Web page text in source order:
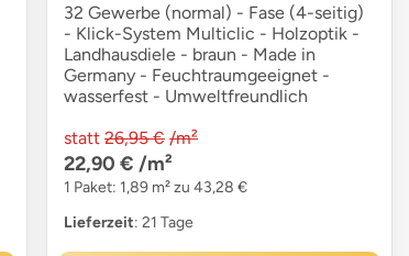
32 Gewerbe (normal) - Fase (4-seitig)
- Klick-System Multiclic - Holzoptik -
Landhausdiele - braun - Made in
Germany - Feuchtraumgeeignet -
wasserfest - Umweltfreundlich
statt 26,95 € /m²
22,90 € /m²
1 Paket: 1,89 m² zu 43,28 €
Lieferzeit: 21 Tage